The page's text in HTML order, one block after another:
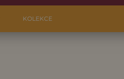
KOLEKCE